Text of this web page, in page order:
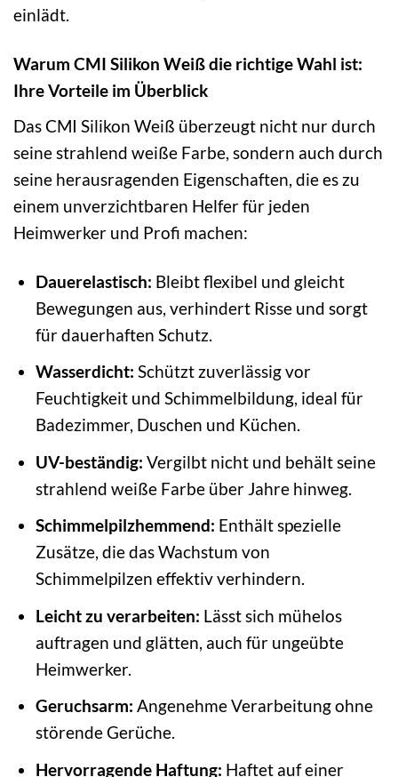
einlädt.
Warum CMI Silikon Weiß die richtige Wahl ist:
Ihre Vorteile im Überblick
Das CMI Silikon Weiß überzeugt nicht nur durch
seine strahlend weiße Farbe, sondern auch durch
seine herausragenden Eigenschaften, die es zu
einem unverzichtbaren Helfer für jeden
Heimwerker und Profi machen:
Dauerelastisch: Bleibt flexibel und gleicht
Bewegungen aus, verhindert Risse und sorgt
für dauerhaften Schutz.
Wasserdicht: Schützt zuverlässig vor
Feuchtigkeit und Schimmelbildung, ideal für
Badezimmer, Duschen und Küchen.
UV-beständig: Vergilbt nicht und behält seine
strahlend weiße Farbe über Jahre hinweg.
Schimmelpilzhemmend: Enthält spezielle
Zusätze, die das Wachstum von
Schimmelpilzen effektiv verhindern.
Leicht zu verarbeiten: Lässt sich mühelos
auftragen und glätten, auch für ungeübte
Heimwerker.
Geruchsarm: Angenehme Verarbeitung ohne
störende Gerüche.
Hervorragende Haftung: Haftet auf einer